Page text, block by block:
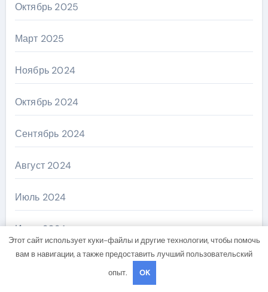
Октябрь 2025
Март 2025
Ноябрь 2024
Октябрь 2024
Сентябрь 2024
Август 2024
Июль 2024
Июнь 2024
Май 2024
Этот сайт использует куки-файлы и другие технологии, чтобы помочь
вам в навигации, а также предоставить лучший пользовательский
опыт.
OK